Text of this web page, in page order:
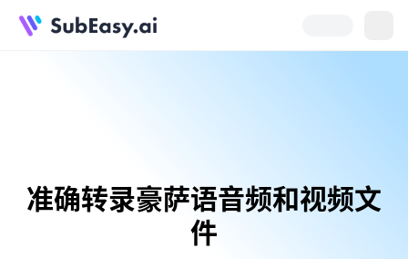
准确转录豪萨语音频和视频文
件